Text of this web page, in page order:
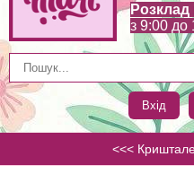
з 9:00 до
Вхід
<<<